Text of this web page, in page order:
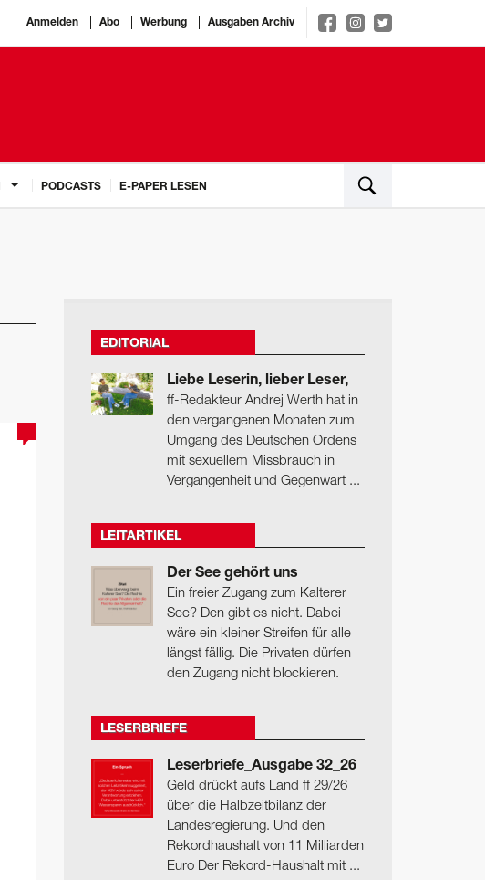
Anmelden Abo Werbung Ausgaben Archiv
PODCASTS E-PAPER LESEN
EDITORIAL
Liebe Leserin, lieber Leser,
ff-Redakteur Andrej Werth hat in
den vergangenen Monaten zum
Umgang des Deutschen Ordens
mit sexuellem Missbrauch in
Vergangenheit und Gegenwart ...
LEITARTIKEL
Der See gehört uns
Ein freier Zugang zum Kalterer
See? Den gibt es nicht. Dabei
wäre ein kleiner Streifen für alle
längst fällig. Die Privaten dürfen
den Zugang nicht blockieren.
LESERBRIEFE
Leserbriefe_Ausgabe 32_26
Geld drückt aufs Land ff 29/26
über die Halbzeitbilanz der
Landesregierung. Und den
Rekordhaushalt von 11 Milliarden
Euro Der Rekord-Haushalt mit ...